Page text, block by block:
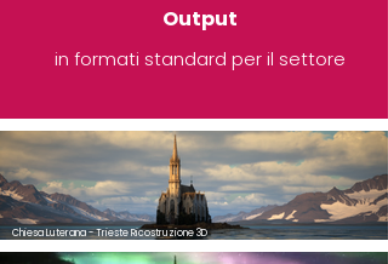
Output
in formati standard per il settore
Chiesa Luterana - Trieste Ricostruzione 3D